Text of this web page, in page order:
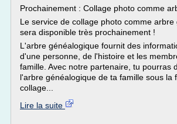
Prochainement : Collage photo comme
Le service de collage photo comme arbre
sera disponible très prochainement !
L'arbre généalogique fournit des
d'une personne, de l'histoire et les
famille. Avec notre partenaire, tu pourras
l'arbre généalogique de ta famille sous la
collage...
Lire la suite